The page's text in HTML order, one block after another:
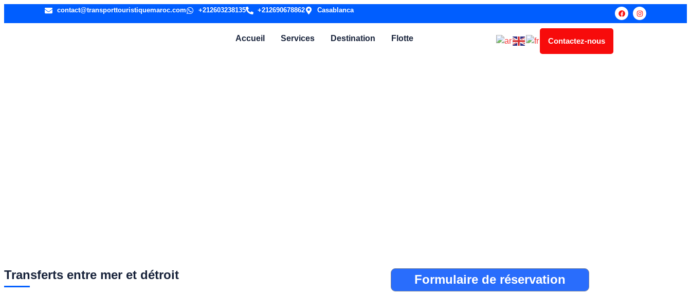
contact@transporttouristiquemaroc.com +212603238135 +212690678862 Casablanca
Accueil Services Destination Flotte Contactez-nous
Transferts entre mer et détroit Formulaire de réservation